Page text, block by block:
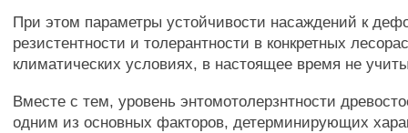
При этом параметры устойчивости насаждений к
резистентности и толерантности в конкретных
климатических условиях, в настоящее время не
Вместе с тем, уровень энтомотолерзнтности
одним из основных факторов, детерминирующих